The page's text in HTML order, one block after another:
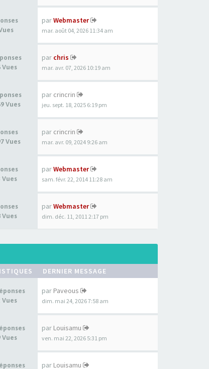
parWebmaster
mar. août 04, 2026 11:34 am
Vues
par chris
mar. avr. 07, 2026 10:19 am
Vues
par crincrin
jeu. sept. 18, 2025 6:19 pm
Vues
par crincrin
mar. avr. 09, 2024 9:26 am
Vues
parWebmaster
sam. févr. 22, 2014 11:28 am
Vues
parWebmaster
dim. déc. 11, 2011 2:17 pm
DERNIER MESSAGE
Vues
par Paveous
dim. mai 24, 2026 7:58 am
Vues
par Louisamu
ven. mai 22, 2026 5:31 pm
par Louisamu